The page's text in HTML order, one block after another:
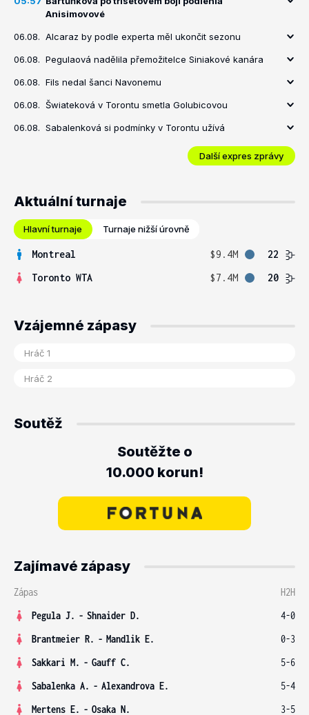
Anisimovové
06.08. Alcaraz by podle experta měl ukončit sezonu
06.08. Pegulaová nadělila přemožitelce Siniakové kanára
06.08. Fils nedal šanci Navonemu
06.08. Šwiateková v Torontu smetla Golubicovou
06.08. Sabalenková si podmínky v Torontu užívá
Další expres zprávy
Aktuální turnaje
Hlavní turnaje Turnaje nižší úrovně
Montreal $9.4M
22
Toronto WTA
$7.4M 20
Vzájemné zápasy
Soutěž
Soutěžte o
10.000 korun!
Zajímavé zápasy
Zápas
H2H
Pegula J. - Shnaider D.
4-0
Brantmeier R. - Mandlik E.
0-3
Sakkari M. - Gauff C.
5-6
Sabalenka A. - Alexandrova E.
5-4
Mertens E. - Osaka N.
3-5